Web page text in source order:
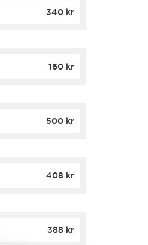
340 kr
160 kr
500 kr
408 kr
388 kr